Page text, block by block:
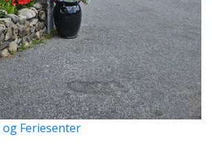
Feriesenter